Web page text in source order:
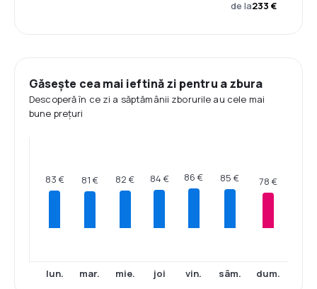
de la233 €
Găsește cea mai ieftină zi pentru a zbura
Descoperă în ce zi a săptămânii zborurile au cele mai
bune prețuri
83 €
lun.
81 €
mar.
82 €
mie.
84 €
joi
86 €
vin.
85 €
sâm.
78 €
dum.